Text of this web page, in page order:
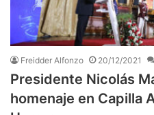
Freidder Alfonzo 20/12/2021
Presidente Nicolás
homenaje en Capilla